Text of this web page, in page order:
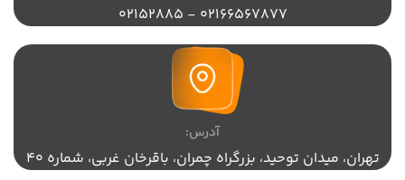
02166567877 - 02152885
آدرس:
تهران،‌ میدان توحید، بزرگراه چمران، باقرخان غربی، شماره 40